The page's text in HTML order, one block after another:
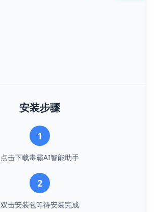
安装步骤
1
点击下载毒霸AI智能助手
2
双击安装包等待安装完成